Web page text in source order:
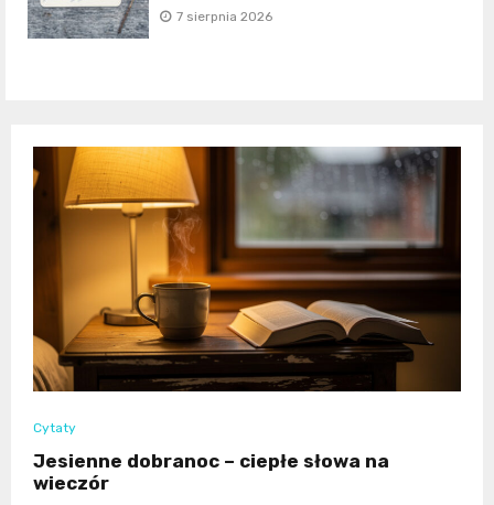
7 sierpnia 2026
Cytaty
Jesienne dobranoc – ciepłe słowa na
wieczór